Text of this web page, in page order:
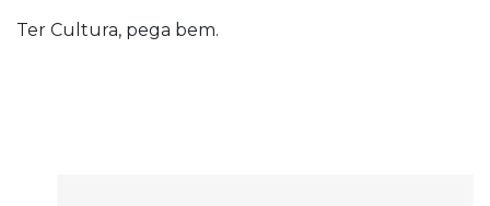
Ter Cultura, pega bem.